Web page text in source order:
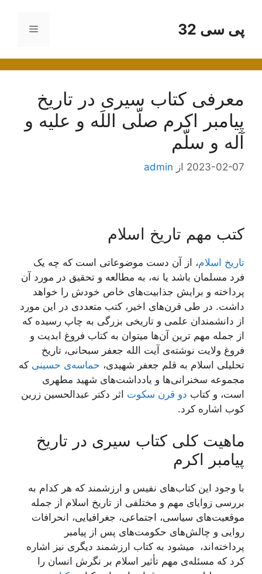
محتواپی سی 32 فهرست
معرفی کتاب سیری در تاریخ
پیامبر اکرم صلّی اللَه و علیه و
آله و سلّم
2023-02-07 از admin
کتب مهم تاریخ اسلام
تاریخ اسلام، از آن دست موضوعاتی است که چه یک
فرد مسلمان باشد یا نه، به مطالعه و تحقیق در مورد آن
پرداخته و برایش جذابیت‌های خاص خودش را خواهد
داشت. در طی قرن‌های اخیر، کتب متعددی در این مورد
از دانشمندان علمی و تاریخی بزرگی به چاپ رسیده که
از جمله مهم ترین آن‌ها میتوان به کتاب فروغ ابدیت و
فروغ ولایت نوشته‌ی آیت الله جعفر سبحانی، تاریخ
تحلیلی اسلام به قلم جعفر شهیدی، حماسه‌ی حسینی که
مجموعه سخنرانی‌ها و یادداشت‌های شهید مطهری
است، و کتاب دو قرن سکوت اثر دکتر عبدالحسین زرین
کوب اشاره کرد.
ماهیت کلی کتاب سیری در تاریخ
پیامبر اکرم
با وجود این کتاب‌های نفیس و ارزشمند که هر کدام به
بررسی زوایای مهم و مختلفی از تاریخ اسلام از جمله
موقعیت‌های سیاسی، اجتماعی، جغرافیایی، انحرافات
روایی و چالش‌های حکومت‌های پس از پیامبر
پرداخته‌اند، میشود به کتاب ارزشمند دیگری نیز اشاره
کرد که مسئله‌ی مهم تأثیر اسلام بر نگرش انسان را